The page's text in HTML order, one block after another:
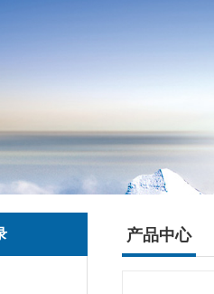
产品中心